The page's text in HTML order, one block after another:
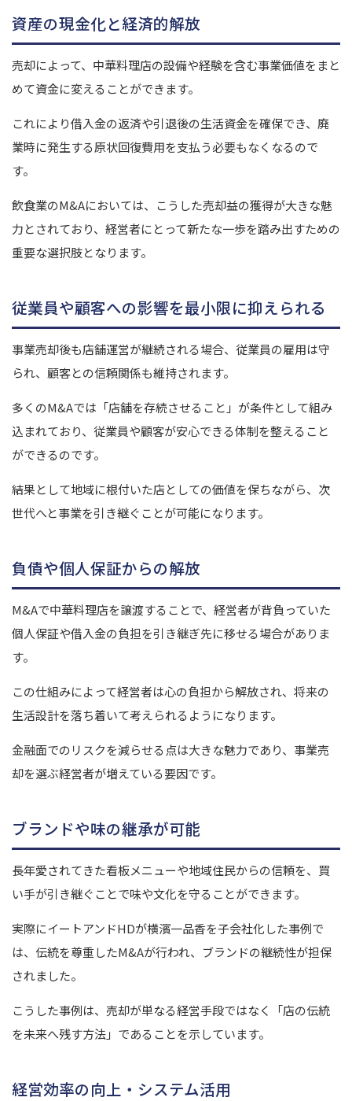
資産の現金化と経済的解放
売却によって、中華料理店の設備や経験を含む事業価値をまと
めて資金に変えることができます。
これにより借入金の返済や引退後の生活資金を確保でき、廃
業時に発生する原状回復費用を支払う必要もなくなるので
す。
飲食業のM&Aにおいては、こうした売却益の獲得が大きな魅
力とされており、経営者にとって新たな一歩を踏み出すための
重要な選択肢となります。
従業員や顧客への影響を最小限に抑えられる
事業売却後も店舗運営が継続される場合、従業員の雇用は守
られ、顧客との信頼関係も維持されます。
多くのM&Aでは「店舗を存続させること」が条件として組み
込まれており、従業員や顧客が安心できる体制を整えること
ができるのです。
結果として地域に根付いた店としての価値を保ちながら、次
世代へと事業を引き継ぐことが可能になります。
負債や個人保証からの解放
M&Aで中華料理店を譲渡することで、経営者が背負っていた
個人保証や借入金の負担を引き継ぎ先に移せる場合がありま
す。
この仕組みによって経営者は心の負担から解放され、将来の
生活設計を落ち着いて考えられるようになります。
金融面でのリスクを減らせる点は大きな魅力であり、事業売
却を選ぶ経営者が増えている要因です。
ブランドや味の継承が可能
長年愛されてきた看板メニューや地域住民からの信頼を、買
い手が引き継ぐことで味や文化を守ることができます。
実際にイートアンドHDが横濱一品香を子会社化した事例で
は、伝統を尊重したM&Aが行われ、ブランドの継続性が担保
されました。
こうした事例は、売却が単なる経営手段ではなく「店の伝統
を未来へ残す方法」であることを示しています。
経営効率の向上・システム活用